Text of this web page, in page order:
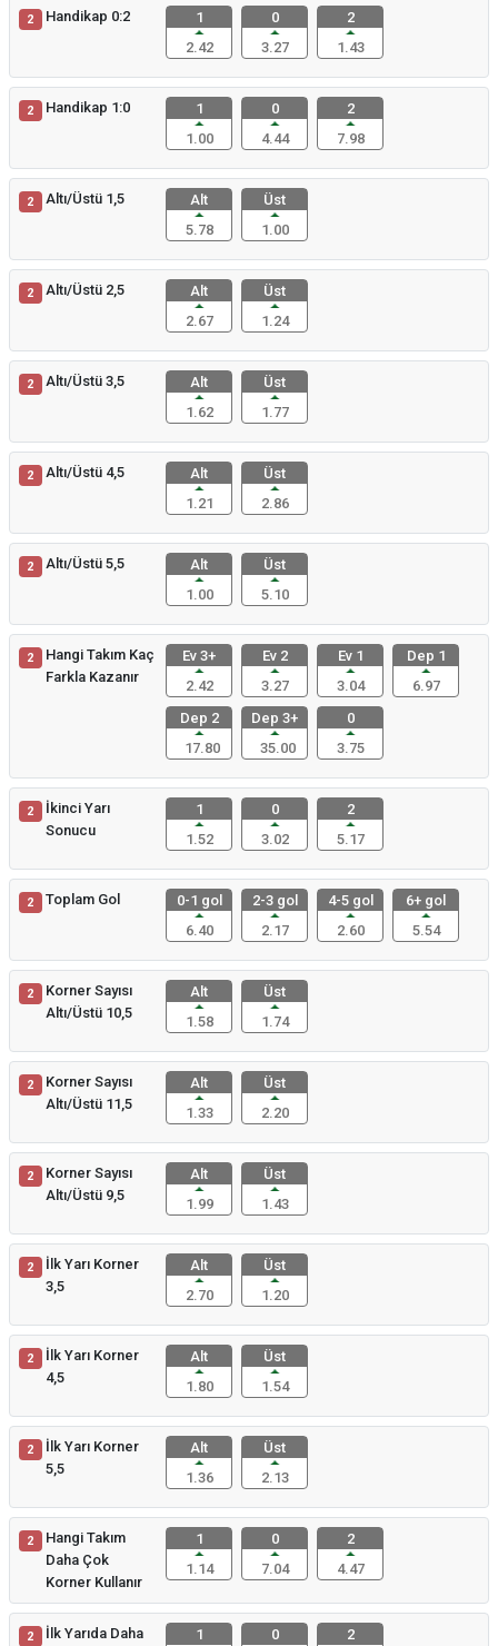
2 Handikap 0:2
1
2.42
0
3.27
2
1.43
2 Handikap 1:0
1
1.00
0
4.44
2
7.98
2 Altı/Üstü 1,5
Alt
5.78
Üst
1.00
2 Altı/Üstü 2,5
Alt
2.67
Üst
1.24
2 Altı/Üstü 3,5
Alt
1.62
Üst
1.77
2 Altı/Üstü 4,5
Alt
1.21
Üst
2.86
2 Altı/Üstü 5,5
Alt
1.00
Üst
5.10
2
Hangi Takım Kaç
Farkla Kazanır
Ev 3+
2.42
Ev 2
3.27
Ev 1
3.04
Dep 1
6.97
Dep 2
17.80
Dep 3+
35.00
0
3.75
2
İkinci Yarı
Sonucu
1
1.52
0
3.02
2
5.17
2 Toplam Gol
0-1 gol
6.40
2-3 gol
2.17
4-5 gol
2.60
6+ gol
5.54
2
Korner Sayısı
Altı/Üstü 10,5
Alt
1.58
Üst
1.74
2
Korner Sayısı
Altı/Üstü 11,5
Alt
1.33
Üst
2.20
2
Korner Sayısı
Altı/Üstü 9,5
Alt
1.99
Üst
1.43
2
İlk Yarı Korner
3,5
Alt
2.70
Üst
1.20
2
İlk Yarı Korner
4,5
Alt
1.80
Üst
1.54
2
İlk Yarı Korner
5,5
Alt
1.36
Üst
2.13
2
Hangi Takım
Daha Çok
Korner Kullanır
1
1.14
0
7.04
2
4.47
2
İlk Yarıda Daha
1
0
2